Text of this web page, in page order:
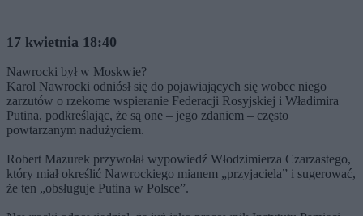
17 kwietnia 18:40
Nawrocki był w Moskwie?
Karol Nawrocki odniósł się do pojawiających się wobec niego
zarzutów o rzekome wspieranie Federacji Rosyjskiej i Władimira
Putina, podkreślając, że są one – jego zdaniem – często
powtarzanym nadużyciem.
Robert Mazurek przywołał wypowiedź Włodzimierza Czarzastego,
który miał określić Nawrockiego mianem „przyjaciela” i sugerować,
że ten „obsługuje Putina w Polsce”.